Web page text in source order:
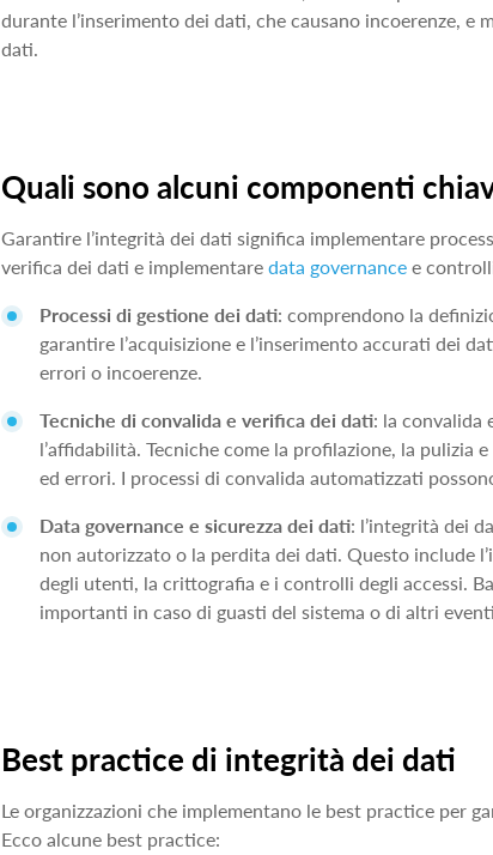
durante l’inserimento dei dati, che causano incoerenze, e
dati.
Quali sono alcuni componenti
Garantire l’integrità dei dati significa implementare
verifica dei dati e implementare data governance e
Processi di gestione dei dati: comprendono la
garantire l’acquisizione e l’inserimento accurati dei
errori o incoerenze.
Tecniche di convalida e verifica dei dati: la convalida
l’affidabilità. Tecniche come la profilazione, la
ed errori. I processi di convalida automatizzati
Data governance e sicurezza dei dati: l’integrità dei
non autorizzato o la perdita dei dati. Questo include
degli utenti, la crittografia e i controlli degli accessi.
importanti in caso di guasti del sistema o di altri
Best practice di integrità dei dati
Le organizzazioni che implementano le best practice per
Ecco alcune best practice: